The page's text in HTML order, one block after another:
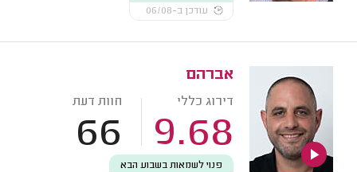
עודכן ב-06/08
אברהם
דירוג כללי
9.68
חוות דעת
66
פנוי לשמאות בשבוע הבא